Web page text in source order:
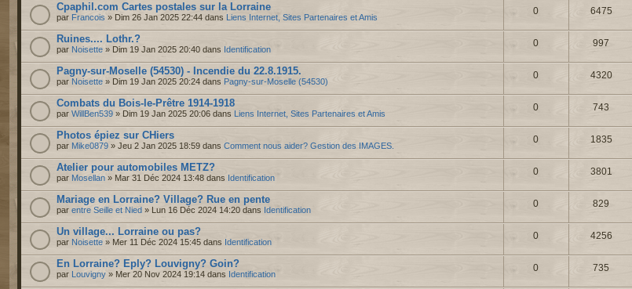
Cpaphil.com Cartes postales sur la Lorraine
par Francois » Dim 26 Jan 2025 22:44 dans Liens Internet, Sites Partenaires et Amis
0 6475
Ruines.... Lothr.?
par Noisette » Dim 19 Jan 2025 20:40 dans Identification
0 997
Pagny-sur-Moselle (54530) - Incendie du 22.8.1915.
par Noisette » Dim 19 Jan 2025 20:24 dans Pagny-sur-Moselle (54530)
0 4320
Combats du Bois-le-Prêtre 1914-1918
par WillBen539 » Dim 19 Jan 2025 20:06 dans Liens Internet, Sites Partenaires et Amis
0 743
Photos épiez sur CHiers
par Mike0879 » Jeu 2 Jan 2025 18:59 dans Comment nous aider? Gestion des IMAGES.
0 1835
Atelier pour automobiles METZ?
par Mosellan » Mar 31 Déc 2024 13:48 dans Identification
0 3801
Mariage en Lorraine? Village? Rue en pente
par entre Seille et Nied » Lun 16 Déc 2024 14:20 dans Identification
0 829
Un village... Lorraine ou pas?
par Noisette » Mer 11 Déc 2024 15:45 dans Identification
0 4256
En Lorraine? Eply? Louvigny? Goin?
par Louvigny » Mer 20 Nov 2024 19:14 dans Identification
0 735